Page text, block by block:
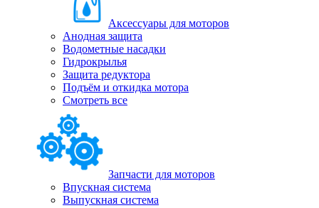
Аксессуары для моторов
Анодная защита
Водометные насадки
Гидрокрылья
Защита редуктора
Подъём и откидка мотора
Смотреть все
Запчасти для моторов
Впускная система
Выпускная система